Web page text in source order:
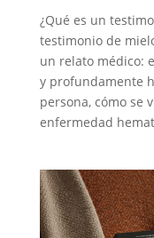
¿Qué es un
testimonio de
un relato médico:
y profundamente
persona, cómo se
enfermedad